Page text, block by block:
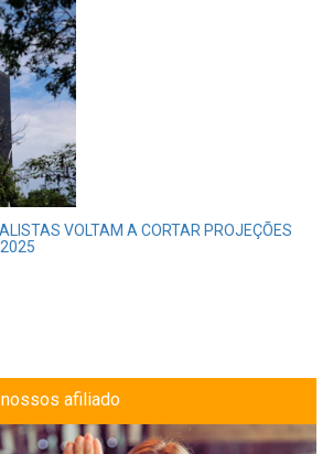
VOLTAM A CORTAR PROJEÇÕES
afiliado